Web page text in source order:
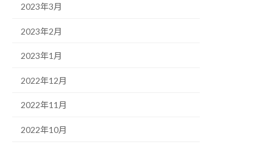
2023年3月
2023年2月
2023年1月
2022年12月
2022年11月
2022年10月